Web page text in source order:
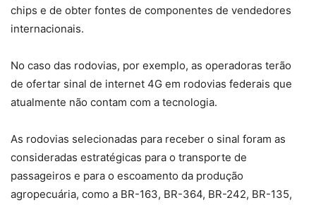
chips e de obter fontes de componentes de vendedores
internacionais.
No caso das rodovias, por exemplo, as operadoras terão
de ofertar sinal de internet 4G em rodovias federais que
atualmente não contam com a tecnologia.
As rodovias selecionadas para receber o sinal foram as
consideradas estratégicas para o transporte de
passageiros e para o escoamento da produção
agropecuária, como a BR-163, BR-364, BR-242, BR-135,